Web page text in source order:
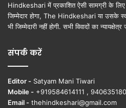
Hindkeshari में प्रकाशित ऐसी सामग्री के लिए
जिम्मेदार होगा, The Hindkeshari या उसके
भी जिम्मेदारी नहीं होगी. सभी विवादों का
संपर्क करें
Editor - Satyam Mani Tiwari
Mobile - +919584614111 ,
Email - thehindkeshari@gmail.com